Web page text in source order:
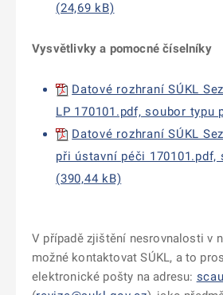
(24,69 kB)
Vysvětlivky a pomocné číselníky
Datové rozhraní SÚKL
LP 170101.pdf, soubor typu
Datové rozhraní SÚKL
při ústavní péči 170101.pdf,
(390,44 kB)
V případě zjištění nesrovnalosti v
možné kontaktovat SÚKL, a to
elektronické pošty na adresu: